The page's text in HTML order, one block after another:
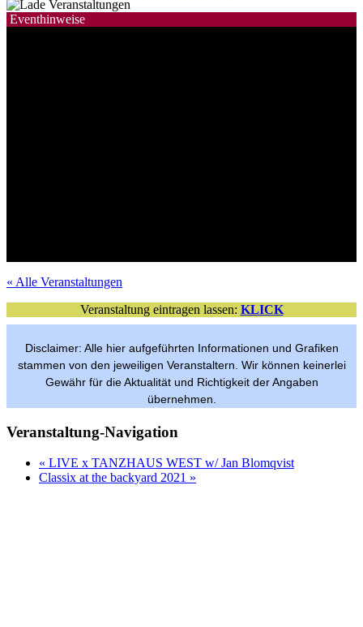
Eventhinweise
« Alle Veranstaltungen
Veranstaltung eintragen lassen: KLICK
Disclaimer: Alle hier aufgeführten Informationen und Grafiken
stammen von den jeweiligen Veranstaltern. Wir können keinerlei
Gewähr für die Aktualität und Richtigkeit der Angaben
übernehmen.
Veranstaltung-Navigation
« LIVE x TANZHAUS WEST w/ Jan Blomqvist
Classix at the backyard 2021 »